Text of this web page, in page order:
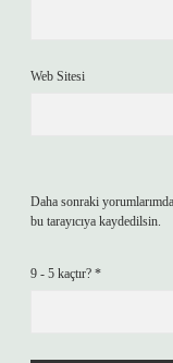
Web Sitesi
Daha sonraki
bu tarayıcıya kaydedilsin.
9 - 5 kaçtır? *